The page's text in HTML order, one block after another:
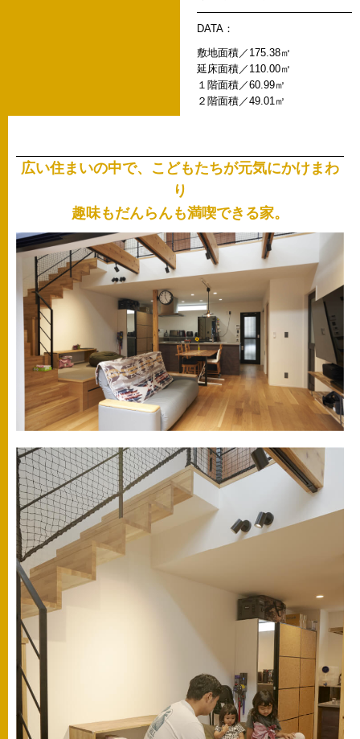
DATA：
敷地面積／175.38㎡
延床面積／110.00㎡
１階面積／60.99㎡
２階面積／49.01㎡
広い住まいの中で、こどもたちが元気にかけまわ
り
趣味もだんらんも満喫できる家。